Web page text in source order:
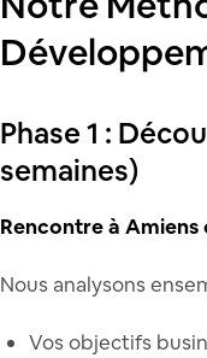
Phase 1 :
semaines)
Rencontre à
Nous analysons
Vos objectifs